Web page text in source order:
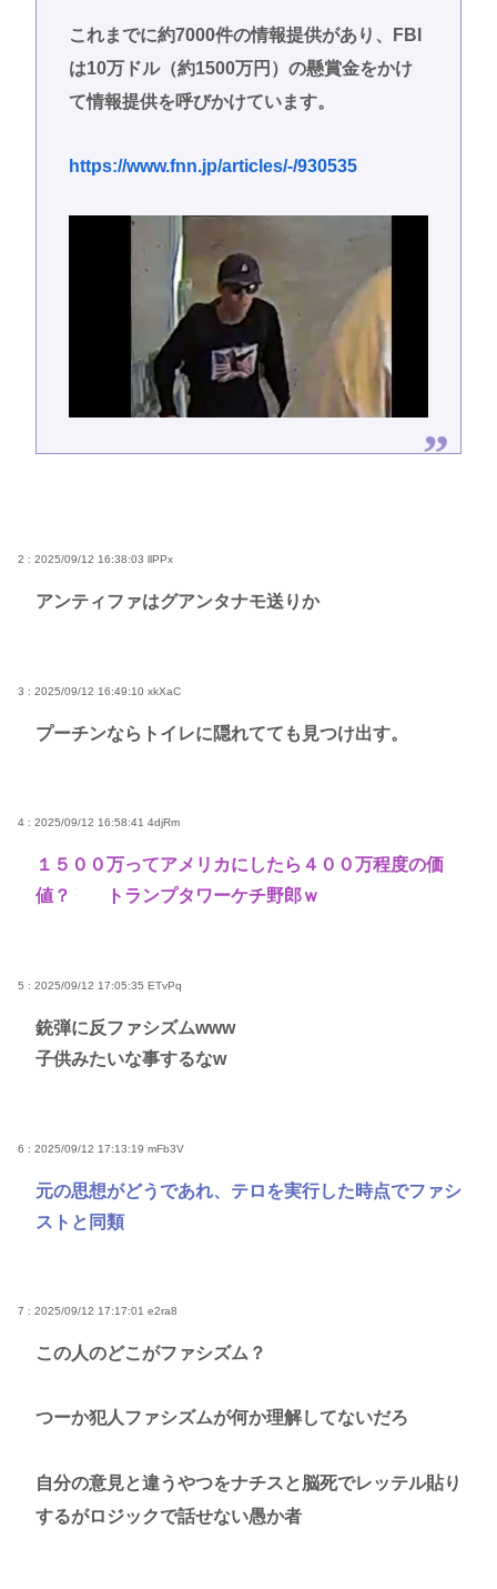
これまでに約7000件の情報提供があり、FBI
は10万ドル（約1500万円）の懸賞金をかけ
て情報提供を呼びかけています。
https://www.fnn.jp/articles/-/930535
2 : 2025/09/12 16:38:03 llPPx
アンティファはグアンタナモ送りか
3 : 2025/09/12 16:49:10 xkXaC
プーチンならトイレに隠れてても見つけ出す。
4 : 2025/09/12 16:58:41 4djRm
１５００万ってアメリカにしたら４００万程度の価
値？ トランプタワーケチ野郎ｗ
5 : 2025/09/12 17:05:35 ETvPq
銃弾に反ファシズムwww
子供みたいな事するなw
6 : 2025/09/12 17:13:19 mFb3V
元の思想がどうであれ、テロを実行した時点でファシ
ストと同類
7 : 2025/09/12 17:17:01 e2ra8
この人のどこがファシズム？
つーか犯人ファシズムが何か理解してないだろ
自分の意見と違うやつをナチスと脳死でレッテル貼り
するがロジックで話せない愚か者